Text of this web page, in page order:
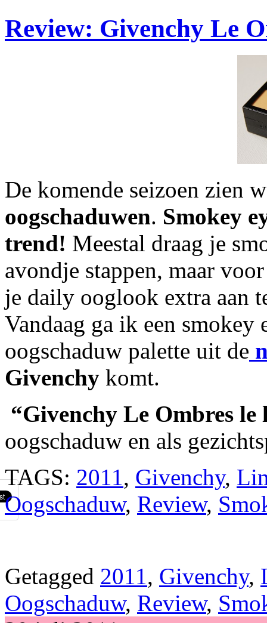
Review: Givenchy Le
De komende seizoen zien
oogschaduwen. Smokey
trend! Meestal draag je
avondje stappen, maar
je daily ooglook extra aan
Vandaag ga ik een smokey
oogschaduw palette uit de
Givenchy komt.
“Givenchy Le Ombres le
oogschaduw en als
TAGS: 2011, Givenchy,
Oogschaduw, Review,
Getagged 2011, Givenchy,
Oogschaduw, Review,